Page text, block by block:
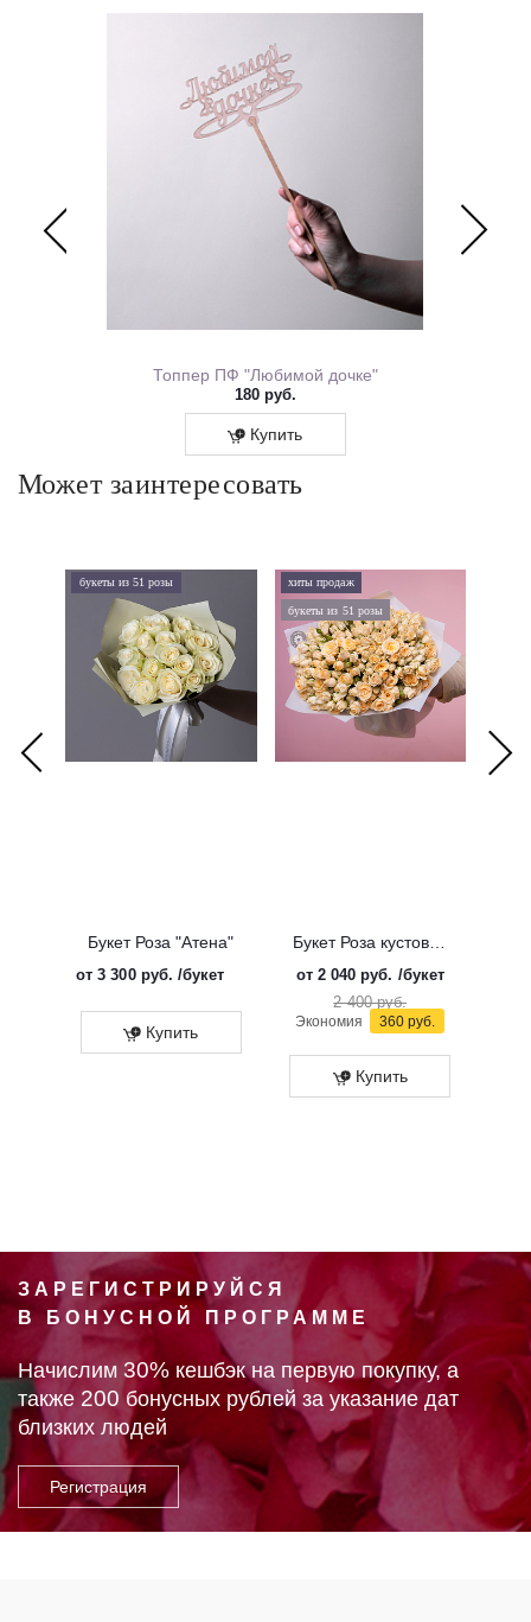
Топпер ПФ "Любимой дочке"
180 руб.
Купить
Может заинтересовать
букеты из 51 розы
Букет Роза "Атена"
от3 300 руб. /букет
Купить
хиты продаж
букеты из 51 розы
Букет Роза кустовая "Солинеро"
от 2 040 руб. /букет
2 400 руб.
Экономия 360 руб.
Купить
ЗАРЕГИСТРИРУЙСЯ
В БОНУСНОЙ ПРОГРАММЕ
Начислим 30% кешбэк на первую покупку, а
также 200 бонусных рублей за указание дат
близких людей